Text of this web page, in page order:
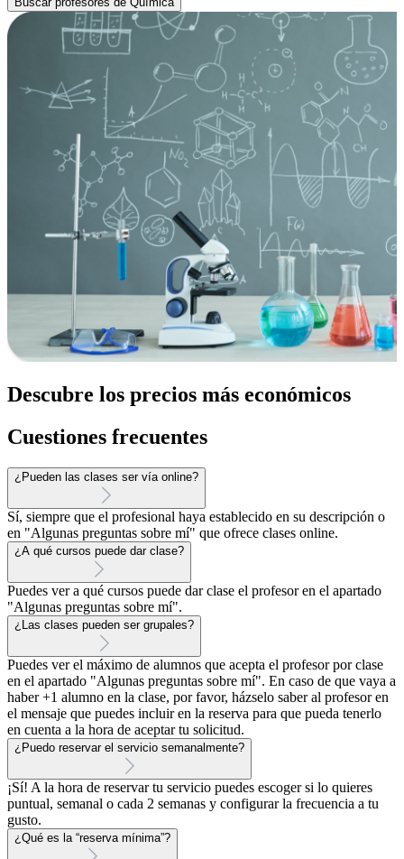
Descubre los precios más económicos
Cuestiones frecuentes
¿Pueden las clases ser vía online?
Sí, siempre que el profesional haya establecido en su descripción o
en "Algunas preguntas sobre mí" que ofrece clases online.
¿A qué cursos puede dar clase?
Puedes ver a qué cursos puede dar clase el profesor en el apartado
"Algunas preguntas sobre mí".
¿Las clases pueden ser grupales?
Puedes ver el máximo de alumnos que acepta el profesor por clase
en el apartado "Algunas preguntas sobre mí". En caso de que vaya a
haber +1 alumno en la clase, por favor, házselo saber al profesor en
el mensaje que puedes incluir en la reserva para que pueda tenerlo
en cuenta a la hora de aceptar tu solicitud.
¿Puedo reservar el servicio semanalmente?
¡Sí! A la hora de reservar tu servicio puedes escoger si lo quieres
puntual, semanal o cada 2 semanas y configurar la frecuencia a tu
gusto.
¿Qué es la “reserva mínima”?